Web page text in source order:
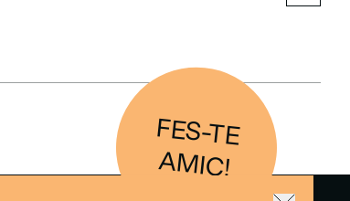
FES-TE
AM
IC
!